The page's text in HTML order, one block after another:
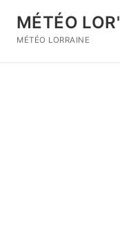
contenu
MÉTÉO LOR'
MÉTÉO LORRAINE